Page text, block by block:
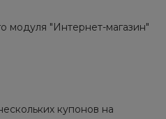
модуля "Интернет-магазин"
купонов на